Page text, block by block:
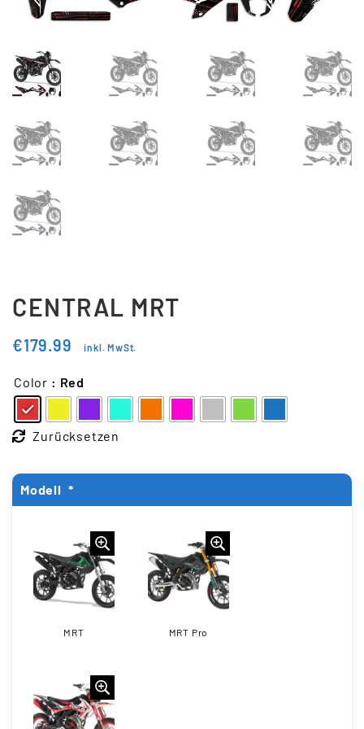
Warenkorb
Widerrufsbelehrung
Wunschliste
CENTRAL MRT
€179.99 inkl. MwSt.
Color : Red
Zurücksetzen
Modell *
MRT MRT Pro